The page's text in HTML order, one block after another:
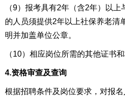
（9）报考具有2年（含2年）以
的人员须提供2年以上社保养老清
明并加盖单位公章。
（10）相应岗位所需的其他证书和
4.资格审查及查询
根据招聘条件及岗位要求，对报